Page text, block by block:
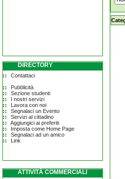
DIRECTORY
Contattaci
Pubblicità
Sezione studenti
I nostri servizi
Lavora con noi
Segnalaci un Evento
Servizi al cittadino
Aggiungici ai preferiti
Imposta come Home Page
Segnalaci ad un amico
Link
ATTIVITÀ COMMERCIALI